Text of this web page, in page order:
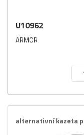
U10962
ARMOR
alternativní kazeta